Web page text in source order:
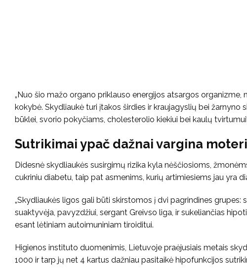
„Nuo šio mažo organo priklauso energijos atsargos
kokybė. Skydliaukė turi įtakos širdies ir kraujagyslių bei
būklei, svorio pokyčiams, cholesterolio kiekiui bei kaulų
Sutrikimai ypač dažnai vargina
Didesnė skydliaukės susirgimų rizika kyla nėščiosioms,
cukriniu diabetu, taip pat asmenims, kurių artimiesiems jau yra
„Skydliaukės ligos gali būti skirstomos į dvi pagrindines
suaktyvėja, pavyzdžiui, sergant Greivso liga, ir sukeliančias
esant lėtiniam autoimuniniam tiroiditui.
Higienos instituto duomenimis, Lietuvoje praėjusiais metais
1000 ir tarp jų net 4 kartus dažniau pasitaikė hipofunkcijos